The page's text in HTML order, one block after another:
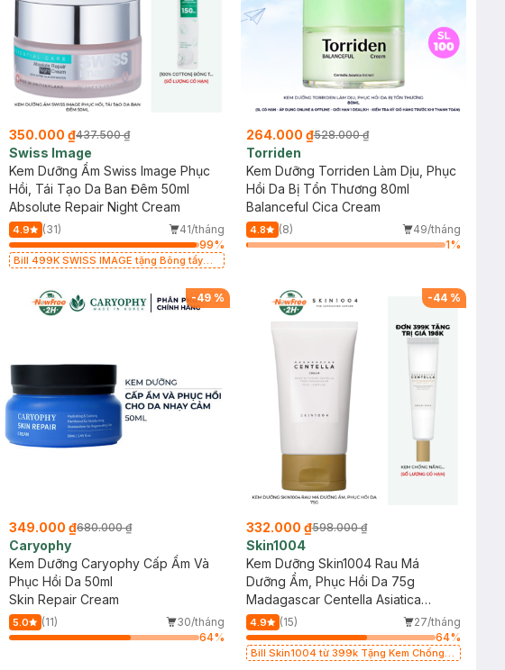
350.000 ₫437.500 ₫
Swiss Image
Kem Dưỡng Ẩm Swiss Image Phục
Hồi, Tái Tạo Da Ban Đêm 50ml
Absolute Repair Night Cream
4.9 (31)
41/tháng
99%
Bill 499K SWISS IMAGE tặng Bông tẩy
264.000 ₫528.000 ₫
Torriden
Kem Dưỡng Torriden Làm Dịu, Phục
Hồi Da Bị Tổn Thương 80ml
Balanceful Cica Cream
4.8 (8)
49/tháng
1%
-49%
349.000 ₫680.000 ₫
Caryophy
Kem Dưỡng Caryophy Cấp Ẩm Và
Phục Hồi Da 50ml
Skin Repair Cream
5.0 (11)
30/tháng
64%
-44 %
332.000 ₫598.000 ₫
Skin1004
Kem Dưỡng Skin1004 Rau Má
Dưỡng Ẩm, Phục Hồi Da 75g
Madagascar Centella Asiatica
Cream
4.9 (15)
27/tháng
64%
Bill Skin1004 từ 399k Tặng Kem Chống